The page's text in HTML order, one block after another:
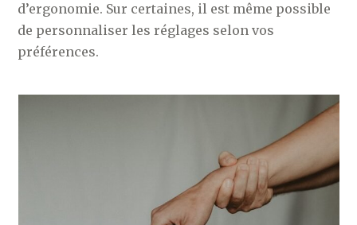
d’ergonomie. Sur certaines, il est même possible
de personnaliser les réglages selon vos
préférences.